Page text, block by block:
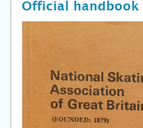
Official